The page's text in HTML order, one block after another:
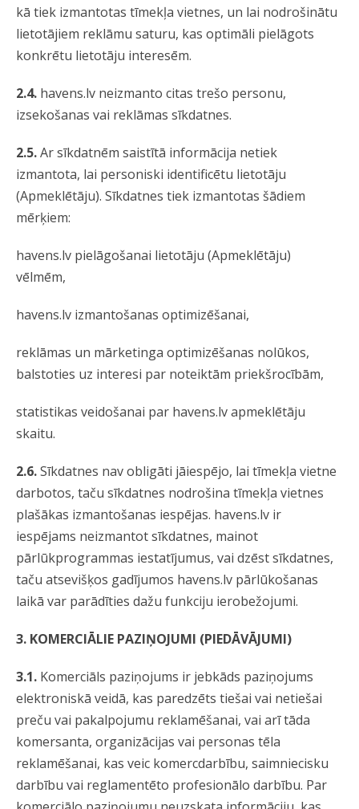
kā tiek izmantotas tīmekļa vietnes, un lai nodrošinātu
lietotājiem reklāmu saturu, kas optimāli pielāgots
konkrētu lietotāju interesēm.
2.4. havens.lv neizmanto citas trešo personu,
izsekošanas vai reklāmas sīkdatnes.
2.5.Ar sīkdatnēm saistītā informācija netiek
izmantota, lai personiski identificētu lietotāju
(Apmeklētāju). Sīkdatnes tiek izmantotas šādiem
mērķiem:
havens.lv pielāgošanai lietotāju (Apmeklētāju)
vēlmēm,
havens.lv izmantošanas optimizēšanai,
reklāmas un mārketinga optimizēšanas nolūkos,
balstoties uz interesi par noteiktām priekšrocībām,
statistikas veidošanai par havens.lv apmeklētāju
skaitu.
2.6.Sīkdatnes nav obligāti jāiespējo, lai tīmekļa vietne
darbotos, taču sīkdatnes nodrošina tīmekļa vietnes
plašākas izmantošanas iespējas. havens.lv ir
iespējams neizmantot sīkdatnes, mainot
pārlūkprogrammas iestatījumus, vai dzēst sīkdatnes,
taču atsevišķos gadījumos havens.lv pārlūkošanas
laikā var parādīties dažu funkciju ierobežojumi.
3. KOMERCIĀLIE PAZIŅOJUMI (PIEDĀVĀJUMI)
3.1. Komerciāls paziņojums ir jebkāds paziņojums
elektroniskā veidā, kas paredzēts tiešai vai netiešai
preču vai pakalpojumu reklamēšanai, vai arī tāda
komersanta, organizācijas vai personas tēla
reklamēšanai, kas veic komercdarbību, saimniecisku
darbību vai reglamentēto profesionālo darbību. Par